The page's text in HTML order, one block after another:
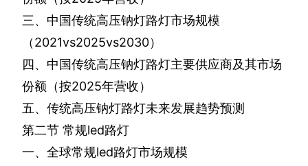
三、中国传统高压钠灯路灯市场规模
（2021vs2025vs2030）
四、中国传统高压钠灯路灯主要供应商及其市场
份额（按2025年营收）
五、传统高压钠灯路灯未来发展趋势预测
第二节 常规led路灯
一、全球常规led路灯市场规模